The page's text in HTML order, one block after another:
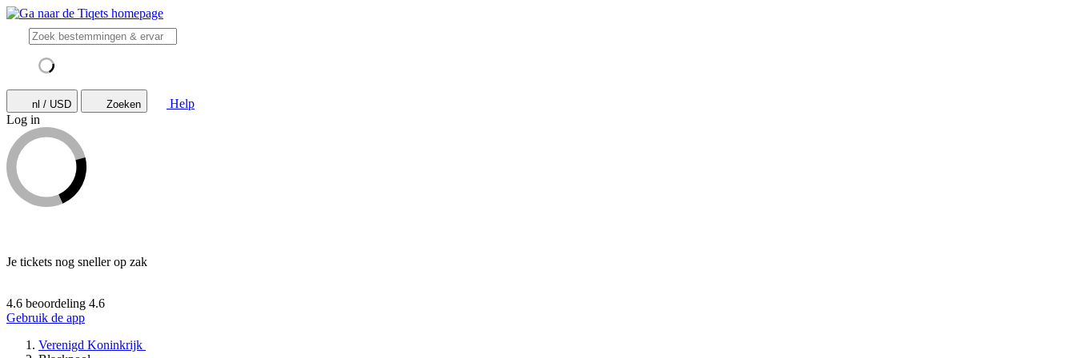
nl / USD Zoeken
Help
Log in
Je tickets nog sneller op zak
4.6 beoordeling 4.6
Gebruik de app
Verenigd Koninkrijk